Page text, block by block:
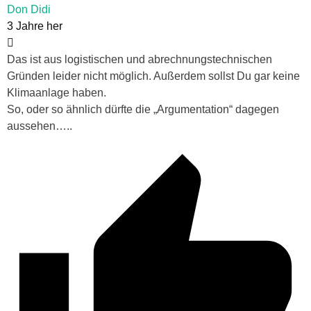
Don Didi
3 Jahre her
Das ist aus logistischen und abrechnungstechnischen
Gründen leider nicht möglich. Außerdem sollst Du gar keine
Klimaanlage haben.
So, oder so ähnlich dürfte die „Argumentation“ dagegen
aussehen…..